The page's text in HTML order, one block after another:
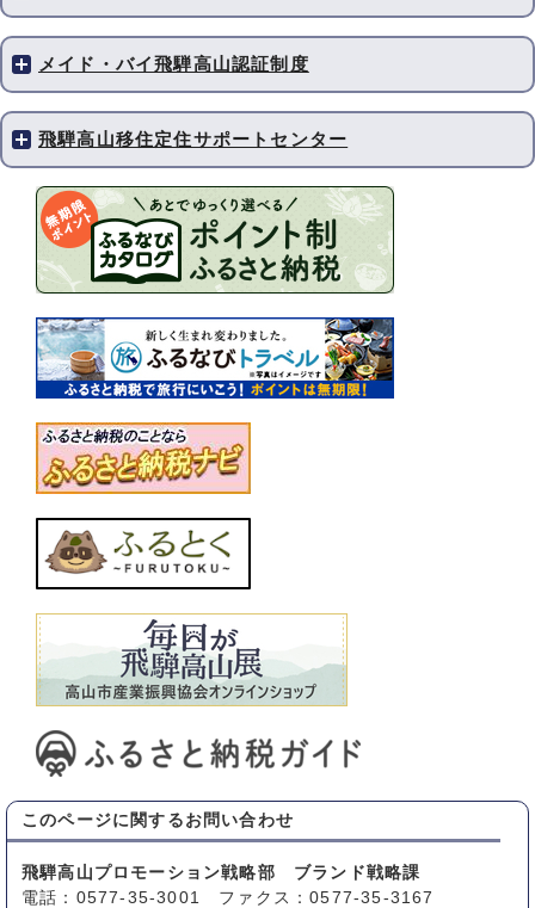
メイド・バイ飛騨高山認証制度
飛騨高山移住定住サポートセンター
このページに関する お問い合わせ
飛騨高山プロモーション戦略部 ブランド戦略課
電話：0577-35-3001 ファクス：0577-35-3167